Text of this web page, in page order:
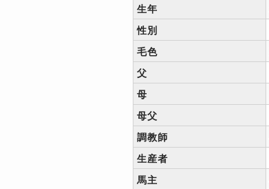
生年
性別
毛色
父
母
母父
調教師
生産者
馬主